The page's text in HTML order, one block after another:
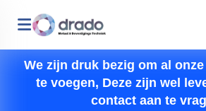
We zijn druk bezig om al
te voegen, Deze zijn wel
contact aan te